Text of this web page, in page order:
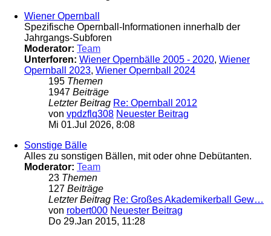
Wiener Opernball
Spezifische Opernball-Informationen innerhalb der
Jahrgangs-Subforen
Moderator: Team
Unterforen: Wiener Opernbälle 2005 - 2020, Wiener
Opernball 2023, Wiener Opernball 2024
195 Themen
1947 Beiträge
Letzter Beitrag Re: Opernball 2012
von vpdzflq308 Neuester Beitrag
Mi 01.Jul 2026, 8:08
Sonstige Bälle
Alles zu sonstigen Bällen, mit oder ohne Debütanten.
Moderator: Team
23 Themen
127 Beiträge
Letzter Beitrag Re: Großes Akademikerball Gew…
von robert000 Neuester Beitrag
Do 29.Jan 2015, 11:28